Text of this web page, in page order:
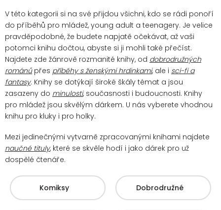
V této kategorii si na své přijdou všichni, kdo se rádi ponoří
do příběhů pro mládež, young adult a teenagery. Je velice
pravděpodobné, že budete napjatě očekávat, až vaši
potomci knihu dočtou, abyste si ji mohli také přečíst.
Najdete zde žánrově rozmanité knihy, od dobrodružných
románůpřes příběhy s ženskými hrdinkami, ale i sci-fi a
fantasy. Knihy se dotýkají široké škály témat a jsou
zasazeny do minulosti, současnosti i budoucnosti. Knihy
pro mládež jsou skvělým dárkem. U nás vyberete vhodnou
knihu pro kluky i pro holky.
Mezi jedinečnými vytvarně zpracovanými knihami najdete
naučné tituly, které se skvěle hodí i jako dárek pro už
dospělé čtenáře.
Komiksy Dobrodružné